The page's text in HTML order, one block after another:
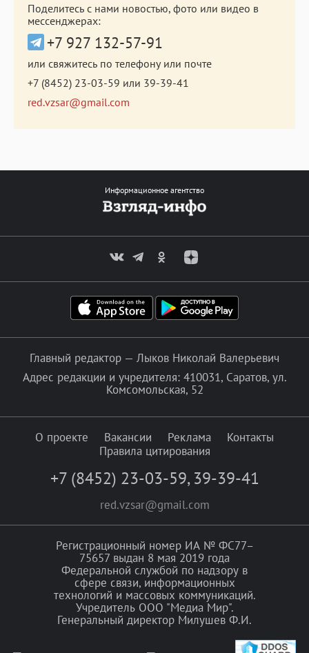
Поделитесь с нами новостью, фото или видео в
мессенджерах:
+7 927 132-57-91
или свяжитесь по телефону или почте
+7 (8452) 23-03-59 или 39-39-41
red.vzsar@gmail.com
Информационное агентство
Главный редактор — Лыков Николай Валерьевич
Адрес редакции и учредителя: 410031, Саратов, ул.
Комсомольская, 52
О проекте Вакансии Реклама
Контакты
Правила цитирования
+7 (8452) 23-03-59, 39-39-41
red.vzsar@gmail.com
Регистрационный номер ИА № ФС77–
75657 выдан 8 мая 2019 года
Федеральной службой по надзору в
сфере связи, информационных
технологий и массовых коммуникаций.
Учредитель ООО "Медиа Мир".
Генеральный директор Милушев Ф.И.